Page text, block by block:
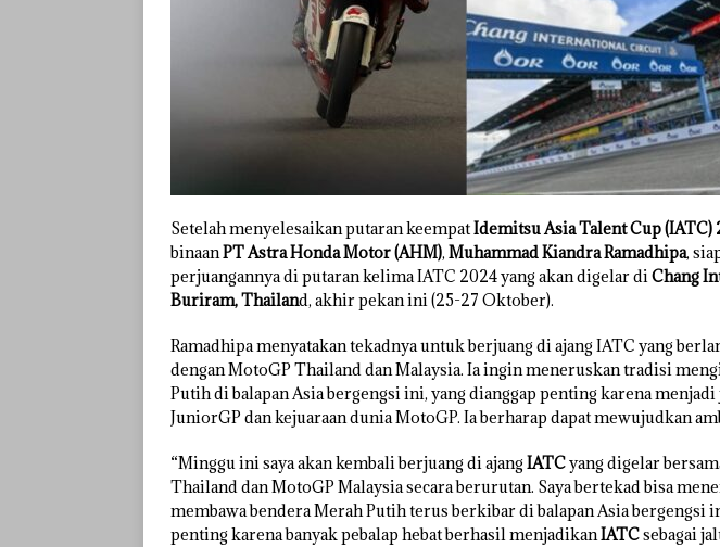
Setelah menyelesaikan putaran keempatIdemitsu Asia Talent Cup (IATC)
binaanPT Astra Honda Motor (AHM), Muhammad Kiandra Ramadhipa,
perjuangannya di putaran kelima IATC 2024 yang akan digelar diChang
Buriram, Thailand, akhir pekan ini (25-27 Oktober).
Ramadhipa menyatakan tekadnya untuk berjuang di ajang IATC yang
dengan MotoGP Thailand dan Malaysia. Ia ingin meneruskan tradisi
Putih di balapan Asia bergengsi ini, yang dianggap penting karena
JuniorGP dan kejuaraan dunia MotoGP. Ia berharap dapat mewujudkan
“Minggu ini saya akan kembali berjuang di ajangIATCyang digelar
Thailand dan MotoGP Malaysia secara berurutan. Saya bertekad bisa
membawa bendera Merah Putih terus berkibar di balapan Asia bergengsi
penting karena banyak pebalap hebat berhasil menjadikanIATCsebagai